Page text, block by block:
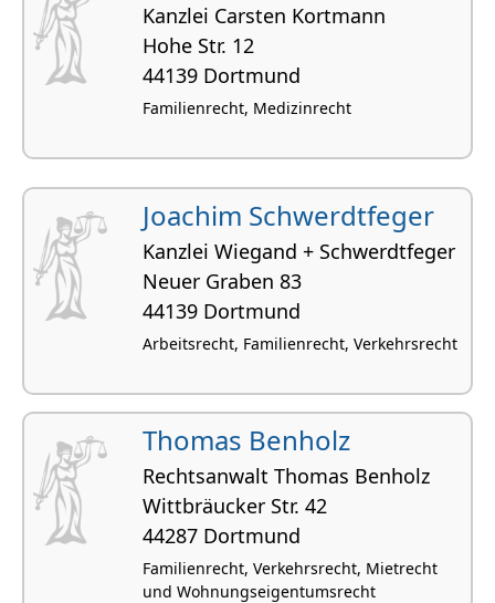
Kanzlei Carsten Kortmann
Hohe Str. 12
44139 Dortmund
Familienrecht, Medizinrecht
Joachim Schwerdtfeger
Kanzlei Wiegand + Schwerdtfeger
Neuer Graben 83
44139 Dortmund
Arbeitsrecht, Familienrecht, Verkehrsrecht
Thomas Benholz
Rechtsanwalt Thomas Benholz
Wittbräucker Str. 42
44287 Dortmund
Familienrecht, Verkehrsrecht, Mietrecht
und Wohnungseigentumsrecht